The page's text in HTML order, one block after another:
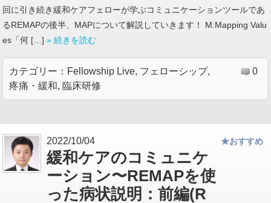
回に引き続き緩和ケアフェローが学ぶコミュニケーションツールであ
るREMAPの後半、MAPについて解説していきます！ M:Mapping Valu
es「何 […] » 続きを読む
カテゴリー： Fellowship Live, フェローシップ,
疼痛・緩和, 臨床研修
0
2022/10/04
緩和ケアのコミュニケ
ーション〜REMAPを使
った病状説明：前編(R
★おすすめ